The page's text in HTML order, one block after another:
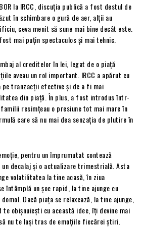
la IRCC, discuția publică a fost destul de
în schimbare o gură de aer, alții au
ceva menit să sune mai bine decât este.
mai puțin spectaculos și mai tehnic.
al creditelor în lei, legat de o piață
aveau un rol important. IRCC a apărut cu
pe tranzacții efective și de a fi mai
din piață. În plus, a fost introdus într-
resimțeau o presiune tot mai mare în
care să nu mai dea senzația de plutire în
pentru un împrumutat contează
decalaj și o actualizare trimestrială. Asta
volatilitatea la tine acasă, în ziua
întâmplă un șoc rapid, la tine ajunge cu
Dacă piața se relaxează, la tine ajunge,
obișnuiești cu această idee, îți devine mai
nu te lași tras de emoțiile fiecărei știri.